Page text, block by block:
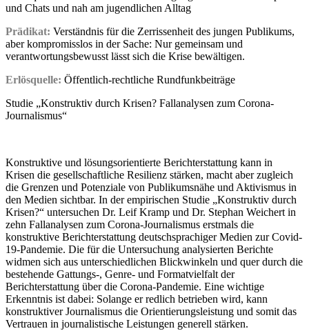
und Chats und nah am jugendlichen Alltag
Prädikat: Verständnis für die Zerrissenheit des jungen Publikums,
aber kompromisslos in der Sache: Nur gemeinsam und
verantwortungsbewusst lässt sich die Krise bewältigen.
Erlösquelle: Öffentlich-rechtliche Rundfunkbeiträge
Studie „Konstruktiv durch Krisen? Fallanalysen zum Corona-
Journalismus“
Konstruktive und lösungsorientierte Berichterstattung kann in
Krisen die gesellschaftliche Resilienz stärken, macht aber zugleich
die Grenzen und Potenziale von Publikumsnähe und Aktivismus in
den Medien sichtbar. In der empirischen Studie „Konstruktiv durch
Krisen?“ untersuchen Dr. Leif Kramp und Dr. Stephan Weichert in
zehn Fallanalysen zum Corona-Journalismus erstmals die
konstruktive Berichterstattung deutschsprachiger Medien zur Covid-
19-Pandemie. Die für die Untersuchung analysierten Berichte
widmen sich aus unterschiedlichen Blickwinkeln und quer durch die
bestehende Gattungs-, Genre- und Formatvielfalt der
Berichterstattung über die Corona-Pandemie. Eine wichtige
Erkenntnis ist dabei: Solange er redlich betrieben wird, kann
konstruktiver Journalismus die Orientierungsleistung und somit das
Vertrauen in journalistische Leistungen generell stärken.